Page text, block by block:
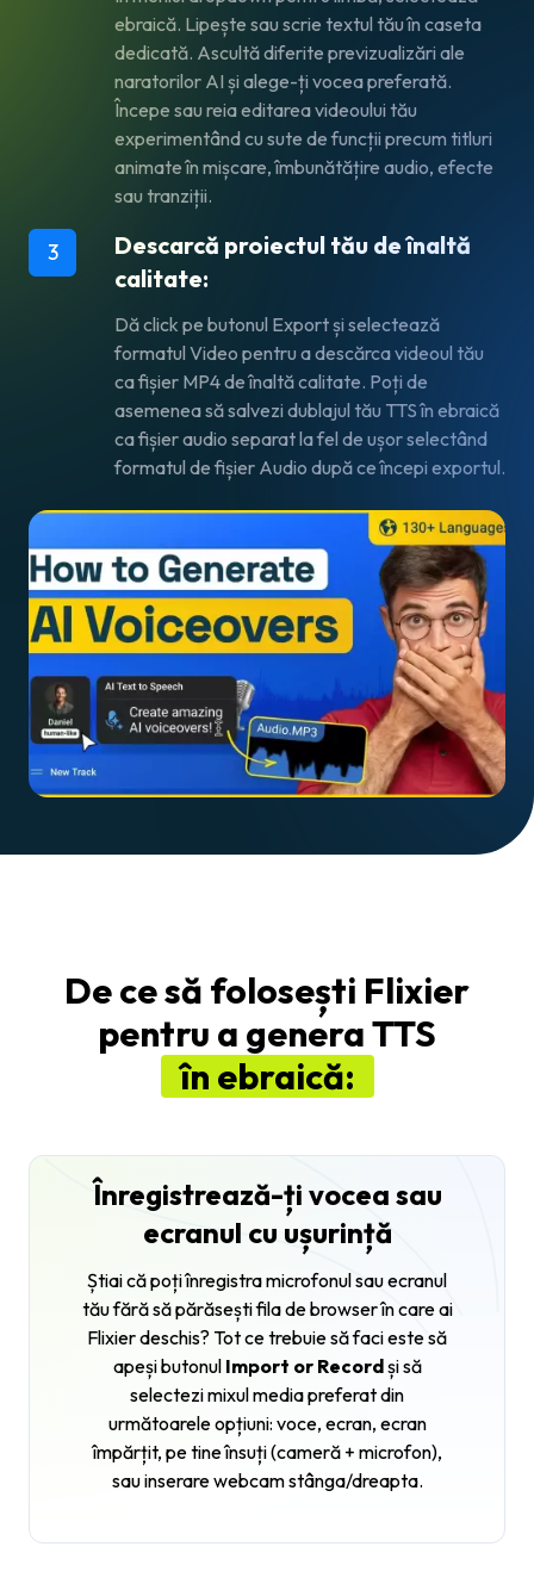
ebraică. Lipește sau scrie textul tău în caseta
dedicată. Ascultă diferite previzualizări ale
naratorilor AI și alege-ți vocea preferată.
Începe sau reia editarea videoului tău
experimentând cu sute de funcții precum titluri
animate în mișcare, îmbunătățire audio, efecte
sau tranziții.
3
Descarcă proiectul tău de înaltă
calitate:
Dă click pe butonul Exportși selectează
formatul Video pentru a descărca videoul tău
ca fișier MP4 de înaltă calitate. Poți de
asemenea să salvezi dublajul tău TTS în ebraică
ca fișier audio separat la fel de ușor selectând
formatul de fișier Audio după ce începi exportul.
De ce să folosești Flixier
pentru a genera TTS
în ebraică:
Înregistrează-ți vocea sau
ecranul cu ușurință
Știai că poți înregistra microfonul sau ecranul
tău fără să părăsești fila de browser în care ai
Flixier deschis? Tot ce trebuie să faci este să
apeși butonul Import or Recordși să
selectezi mixul media preferat din
următoarele opțiuni: voce, ecran, ecran
împărțit, pe tine însuți (cameră + microfon),
sauinserare webcam stânga/dreapta.